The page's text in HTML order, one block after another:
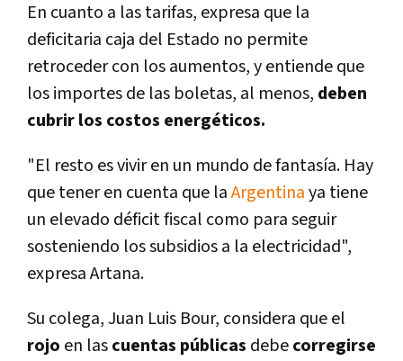
En cuanto a las tarifas, expresa que la
deficitaria caja del Estado no permite
retroceder con los aumentos, y entiende que
los importes de las boletas, al menos, deben
cubrir los costos energéticos.
"El resto es vivir en un mundo de fantasí­a. Hay
que tener en cuenta que laArgentinaya tiene
un elevado déficit fiscal como para seguir
sosteniendo los subsidios a la electricidad",
expresa Artana.
Su colega, Juan Luis Bour, considera que el
rojo en lascuentas públicas debecorregirse